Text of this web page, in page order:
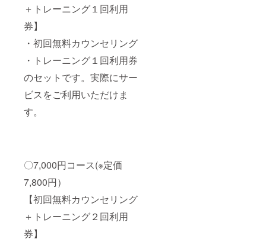
＋トレーニング１回利用
券】
・初回無料カウンセリング
・トレーニング１回利用券
のセットです。実際にサー
ビスをご利用いただけま
す。
〇7,000円コース(※定価
7,800円）
【初回無料カウンセリング
＋トレーニング２回利用
券】